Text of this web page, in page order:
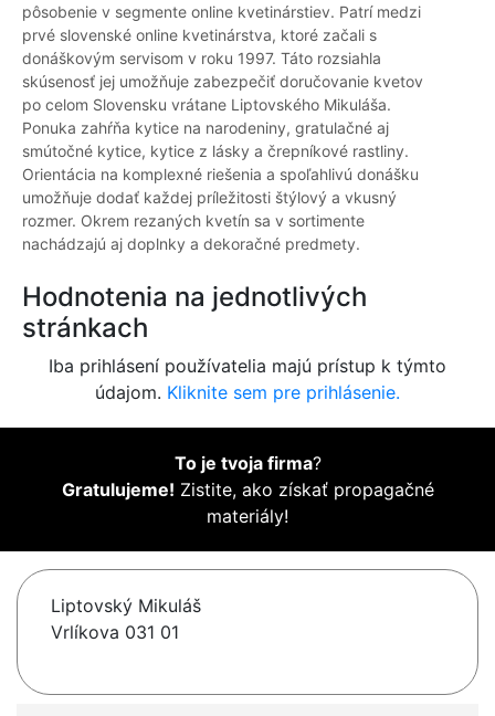
pôsobenie v segmente online kvetinárstiev. Patrí medzi
prvé slovenské online kvetinárstva, ktoré začali s
donáškovým servisom v roku 1997. Táto rozsiahla
skúsenosť jej umožňuje zabezpečiť doručovanie kvetov
po celom Slovensku vrátane Liptovského Mikuláša.
Ponuka zahŕňa kytice na narodeniny, gratulačné aj
smútočné kytice, kytice z lásky a črepníkové rastliny.
Orientácia na komplexné riešenia a spoľahlivú donášku
umožňuje dodať každej príležitosti štýlový a vkusný
rozmer. Okrem rezaných kvetín sa v sortimente
nachádzajú aj doplnky a dekoračné predmety.
Hodnotenia na jednotlivých
stránkach
Iba prihlásení používatelia majú prístup k týmto
údajom. Kliknite sem pre prihlásenie.
To je tvoja firma?
Gratulujeme! Zistite, ako získať propagačné
materiály!
Liptovský Mikuláš
Vrlíkova 031 01